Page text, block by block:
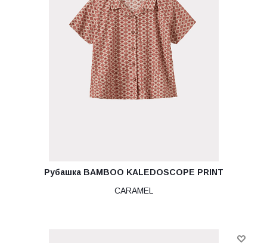
Рубашка BAMBOO KALEDOSCOPE PRINT
CARAMEL